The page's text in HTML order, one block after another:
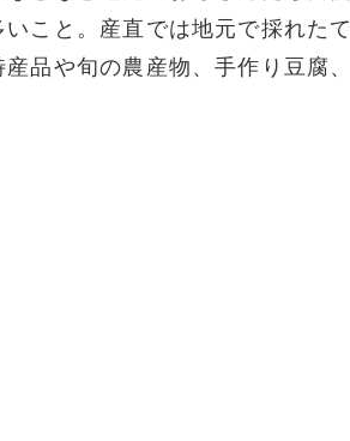
こと。産直では地元で採れたて
品や旬の農産物、手作り豆腐、